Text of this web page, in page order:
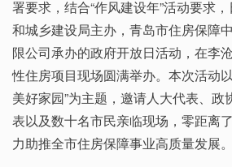
署要求，结合“作风建设年”活动要求
和城乡建设局主办，青岛市住房保障
限公司承办的政府开放日活动，在李
性住房项目现场圆满举办。本次活动
美好家园”为主题，邀请人大代表、政
表以及数十名市民亲临现场，零距离
力助推全市住房保障事业高质量发展。